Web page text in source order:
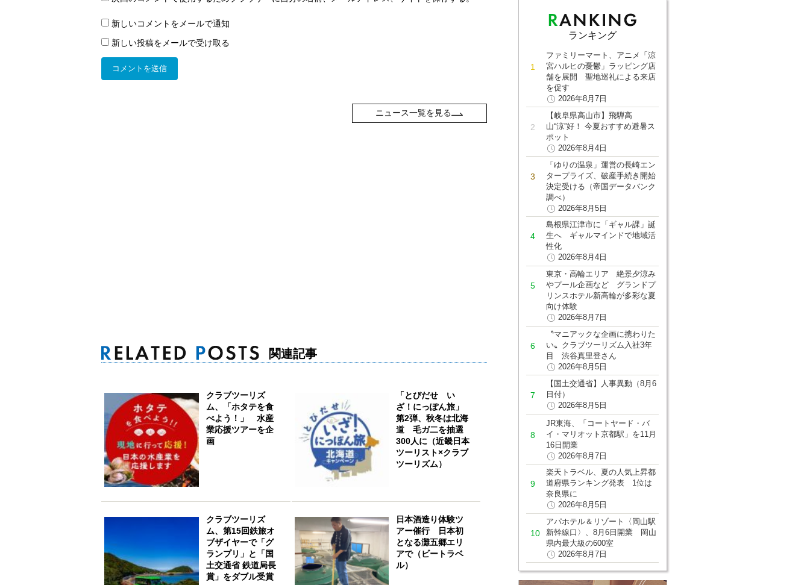
新しいコメントをメールで通知
新しい投稿をメールで受け取る
ニュース一覧を見る
関連記事
クラブツーリズ
ム、「ホタテを食
べよう！」 水産
業応援ツアーを企
画
「とびだせ い
ざ！にっぽん旅」
第2弾、秋冬は北海
道 毛ガ二を抽選
300人に（近畿日本
ツーリスト×クラブ
ツーリズム）
クラブツーリズ
ム、第15回鉄旅オ
ブザイヤーで「グ
ランプリ」と「国
土交通省 鉄道局長
賞」をダブル受賞
日本酒造り体験ツ
アー催行 日本初
となる灘五郷エリ
アで（ビートラベ
ル）
ランキング
ファミリーマート、アニメ「涼
宮ハルヒの憂鬱」ラッピング店
舗を展開 聖地巡礼による来店
を促す
2026年8月7日
【岐阜県高山市】飛騨高
山“涼”好！ 今夏おすすめ避暑ス
ポット
2026年8月4日
「ゆりの温泉」運営の長崎エン
タープライズ、破産手続き開始
決定受ける（帝国データバンク
調べ）
2026年8月5日
島根県江津市に「ギャル課」誕
生へ ギャルマインドで地域活
性化
2026年8月4日
東京・高輪エリア 絶景夕涼み
やプール企画など グランドプ
リンスホテル新高輪が多彩な夏
向け体験
2026年8月7日
〝マニアックな企画に携わりた
い〟クラブツーリズム入社3年
目 渋谷真里登さん
2026年8月5日
【国土交通省】人事異動（8月6
日付）
2026年8月5日
JR東海、「コートヤード・バ
イ・マリオット京都駅」を11月
16日開業
2026年8月7日
楽天トラベル、夏の人気上昇都
道府県ランキング発表 1位は
奈良県に
2026年8月5日
アパホテル＆リゾート〈岡山駅
新幹線口〉、8月6日開業 岡山
県内最大級の600室
2026年8月7日